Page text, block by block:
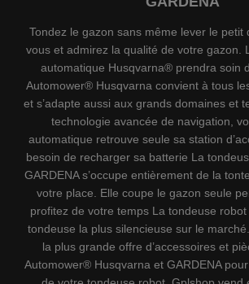
Tondez le gazon sans même lever le petit
vous et admirez la qualité de votre gazon.
automatique Husqvarna® prendra soin
Automower® Husqvarna convient à tous
et s’adapte aussi aux grands domaines et
technologie avancée de navigation,
automatique retrouve seule sa station
besoin de recharger sa batterie La
GARDENA s’occupe entièrement de la
votre place. Elle coupe le gazon seule
profitez de votre temps La tondeuse robot
tondeuse la plus silencieuse sur le
la plus grande offre d’accessoires et
Automower® Husqvarna et GARDENA